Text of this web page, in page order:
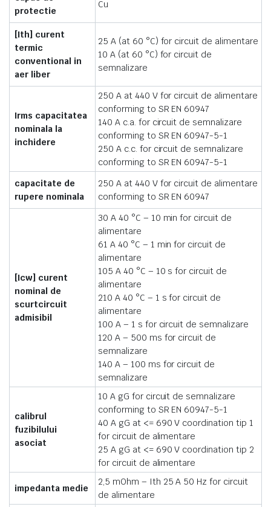
protectie
Cu
[Ith] curent
termic
conventional in
aer liber
25 A (at 60 °C) for circuit de alimentare
10 A (at 60 °C) for circuit de
semnalizare
Irms capacitatea
nominala la
inchidere
250 A at 440 V for circuit de alimentare
conforming to SR EN 60947
140 A c.a. for circuit de semnalizare
conforming to SR EN 60947-5-1
250 A c.c. for circuit de semnalizare
conforming to SR EN 60947-5-1
capacitate de
rupere nominala
250 A at 440 V for circuit de alimentare
conforming to SR EN 60947
[Icw] curent
nominal de
scurtcircuit
admisibil
30 A 40 °C – 10 min for circuit de
alimentare
61 A 40 °C – 1 min for circuit de
alimentare
105 A 40 °C – 10 s for circuit de
alimentare
210 A 40 °C – 1 s for circuit de
alimentare
100 A – 1 s for circuit de semnalizare
120 A – 500 ms for circuit de
semnalizare
140 A – 100 ms for circuit de
semnalizare
calibrul
fuzibilului
asociat
10 A gG for circuit de semnalizare
conforming to SR EN 60947-5-1
40 A gG at <= 690 V coordination tip 1
for circuit de alimentare
25 A gG at <= 690 V coordination tip 2
for circuit de alimentare
impedanta medie
2,5 mOhm – Ith 25 A 50 Hz for circuit
de alimentare